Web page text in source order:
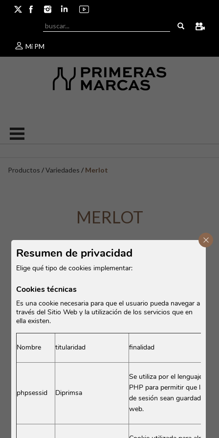
Mi PM
Productos /Variedades / Merlot
MERLOT
ORIGEN: Francia
PECULIARIDAD: Fácil de trabajar, cierta facilidad de
Resumen de privacidad
Elige qué tipo de cookies implementar:
Cookies técnicas
Es una cookie necesaria para que el usuario pueda navegar a
través del Sitio Web y la utilización de los servicios que en
ella existen.
Nombre titularidad finalidad
phpsessid Diprimsa
Se utiliza por el lenguaje
PHP para permitir que las
de sesión sean guardadas
web.